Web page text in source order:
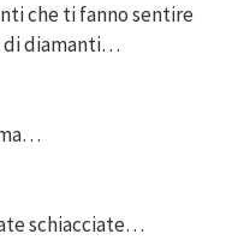
che ti fanno sentire
di diamanti…
schiacciate…